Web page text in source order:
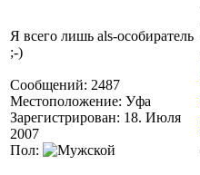
Я всего лишь als-особиратель
;-)
Сообщений: 2487
Местоположение: Уфа
Зарегистрирован: 18. Июля
2007
Пол: